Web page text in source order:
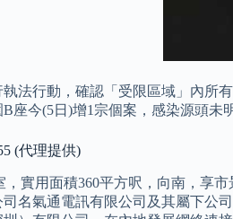
法行動，確認「受限區域」內所
座今(5日)增1宗個案，感染源頭
(代理提供)
，實用面積360平方呎，向南，享
名氣通電訊有限公司及其屬下公